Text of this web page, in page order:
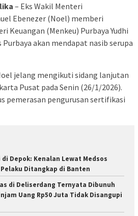
– Eks Wakil Menteri
Ebenezer (Noel) memberi
Keuangan (Menkeu) Purbaya Yudhi
Purbaya akan mendapat nasib serupa
jelang mengikuti sidang lanjutan
Pusat pada Senin (26/1/2026).
pemerasan pengurusan sertifikasi
Depok: Kenalan Lewat Medsos
Ditangkap di Banten
di Deliserdang Ternyata Dibunuh
Uang Rp50 Juta Tidak Disangupi